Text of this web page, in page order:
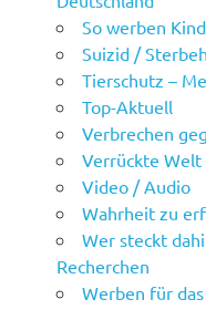
So werben
Suizid /
Tierschutz –
Top-Aktuell
Verbrechen
Verrückte Welt
Video / Audio
Wahrheit zu
Wer steckt
Recherchen
Werben für